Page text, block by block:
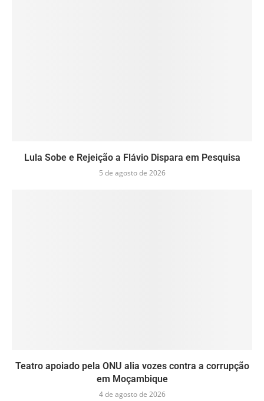
Lula Sobe e Rejeição a Flávio Dispara em Pesquisa
5 de agosto de 2026
Teatro apoiado pela ONU alia vozes contra a corrupção
em Moçambique
4 de agosto de 2026